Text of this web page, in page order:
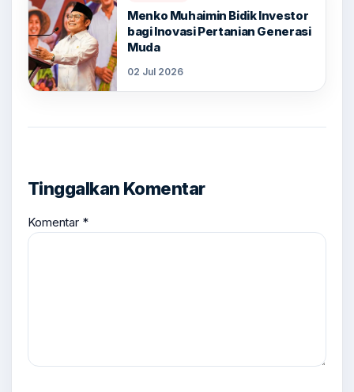
Menko Muhaimin Bidik Investor
bagi Inovasi Pertanian Generasi
Muda
02 Jul 2026
Tinggalkan Komentar
Komentar *